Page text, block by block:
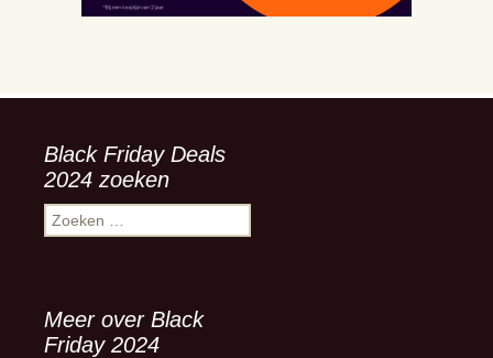
Black Friday Deals
2024 zoeken
Zoeken
naar:
Meer over Black
Friday 2024